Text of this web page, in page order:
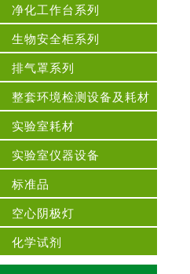
净化工作台系列
生物安全柜系列
排气罩系列
整套环境检测设备及耗材
实验室耗材
实验室仪器设备
标准品
空心阴极灯
化学试剂